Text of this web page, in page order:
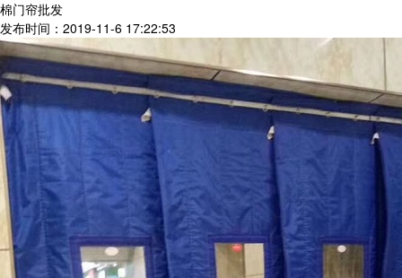
棉门帘批发
发布时间：2019-11-6 17:22:53